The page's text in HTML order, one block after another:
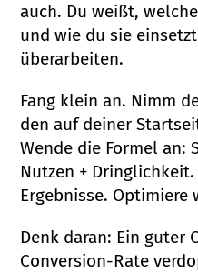
auch. Du weißt,
und wie du sie
überarbeiten.
Fang klein an. Nimm
den auf deiner
Wende die Formel an:
Nutzen +
Ergebnisse. Optimiere
Denk daran: Ein guter
Conversion-Rate